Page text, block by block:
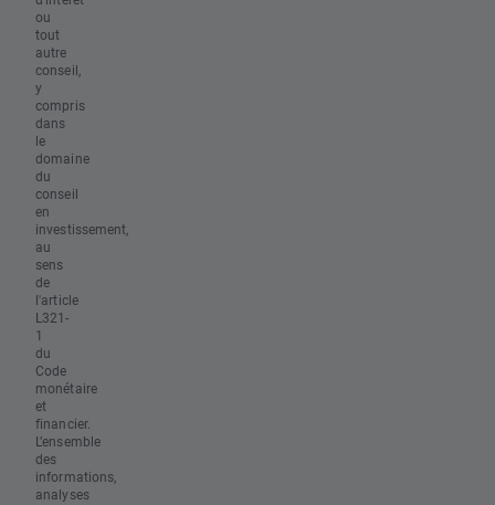
ou
tout
autre
conseil,
y
compris
dans
le
domaine
du
conseil
en
investissement,
au
sens
de
l'article
L321-
1
du
Code
monétaire
et
financier.
L’ensemble
des
informations,
analyses